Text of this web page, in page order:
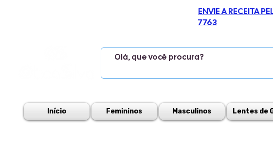
ENVIE A RECEITA
7763
Início Femininos Masculinos Lentes de